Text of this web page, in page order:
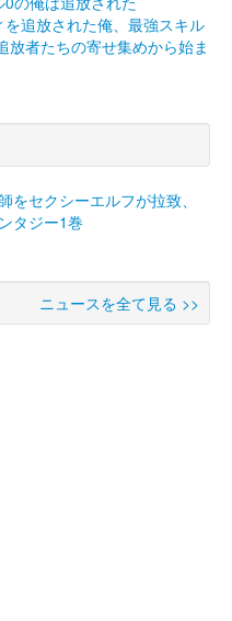
追放された俺、最強スキル
放者たちの寄せ集めから始ま
をセクシーエルフが拉致、
タジー1巻
ニュースを全て見る >>